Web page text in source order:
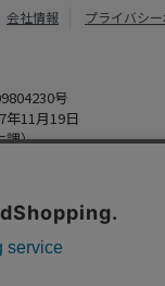
会社情報 プライバシ
号
11月19日
課）
Powered by Watahan